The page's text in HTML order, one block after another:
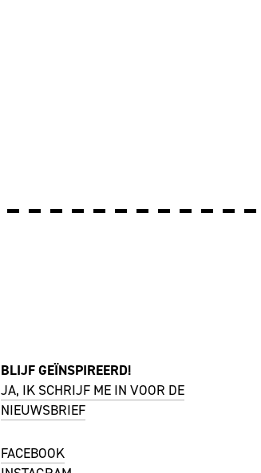
BLIJF GEÏNSPIREERD!
JA, IK SCHRIJF ME IN VOOR DE
NIEUWSBRIEF
FACEBOOK